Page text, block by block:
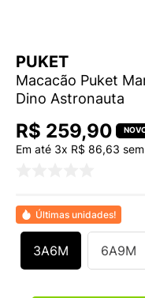
PUKET
Macacão Puket
Dino Astronauta
R$ 259,90
Em até 3x R$ 86,63
Últimas unidades!
3A6M 6A9M
4º
MELISSAS MINI BABY
5
ADIDAS
º
7 º
MELISSA SLIDE
10º NEW BALANCE 204L